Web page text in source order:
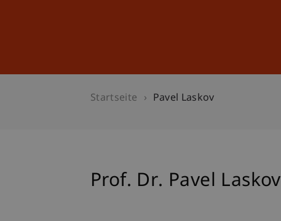
Startseite Pavel Laskov
Prof. Dr. Pavel Laskov